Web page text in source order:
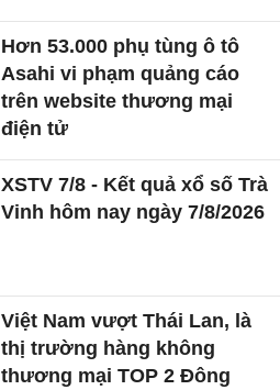
Hơn 53.000 phụ tùng ô tô
Asahi vi phạm quảng cáo
trên website thương mại
điện tử
XSTV 7/8 - Kết quả xổ số Trà
Vinh hôm nay ngày 7/8/2026
Việt Nam vượt Thái Lan, là
thị trường hàng không
thương mại TOP 2 Đông